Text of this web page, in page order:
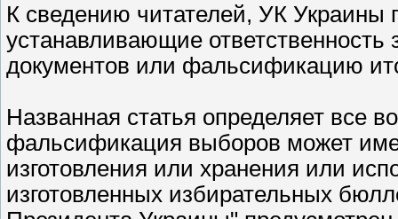
К сведению читателей, УК
устанавливающие
документов или фальсификацию
Названная статья определяет
фальсификация выборов может
изготовления или хранения или
изготовленных избирательных